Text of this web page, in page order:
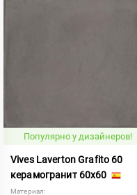
Популярно у дизайнеров!
Vives Laverton Grafito 60
керамогранит 60x60
Материал: